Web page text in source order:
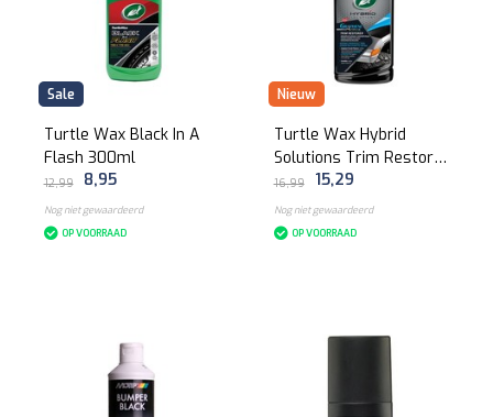
Sale
Turtle Wax Black In A
Flash 300ml
12,99 8,95
Nog niet gewaardeerd
OP VOORRAAD
Nieuw
Turtle Wax Hybrid
Solutions Trim Restorer
- 296ml
16,99 15,29
Nog niet gewaardeerd
OP VOORRAAD